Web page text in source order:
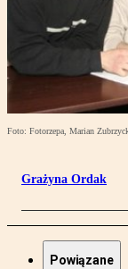
Foto: Fotorzepa, Marian
Grażyna Ordak
Powiązane